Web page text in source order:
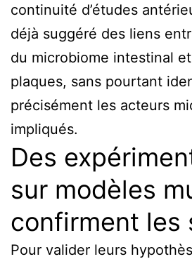
continuité d’études
déjà suggéré des liens
du microbiome intestinal
plaques, sans pourtant
précisément les acteurs
impliqués.
Des
sur modèles
confirment les
Pour valider leurs